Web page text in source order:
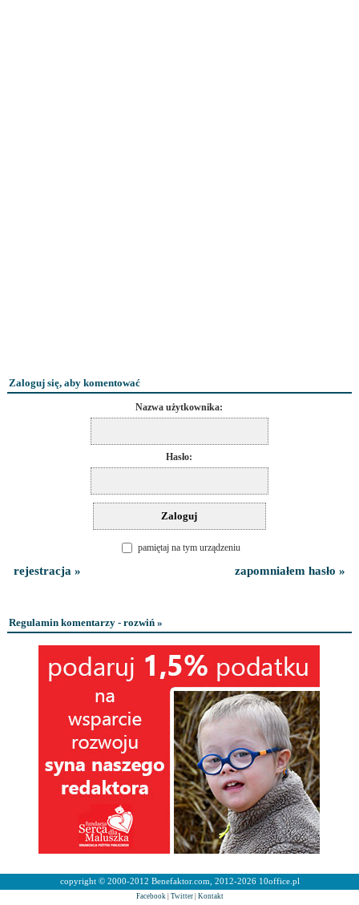
Zaloguj się, aby komentować
Nazwa użytkownika:
Hasło:
pamiętaj na tym urządzeniu
rejestracja » zapomniałem hasło »
Regulamin komentarzy - rozwiń »
copyright © 2000-2012 Benefaktor.com, 2012-2026 10office.pl
Facebook| Twitter| Kontakt